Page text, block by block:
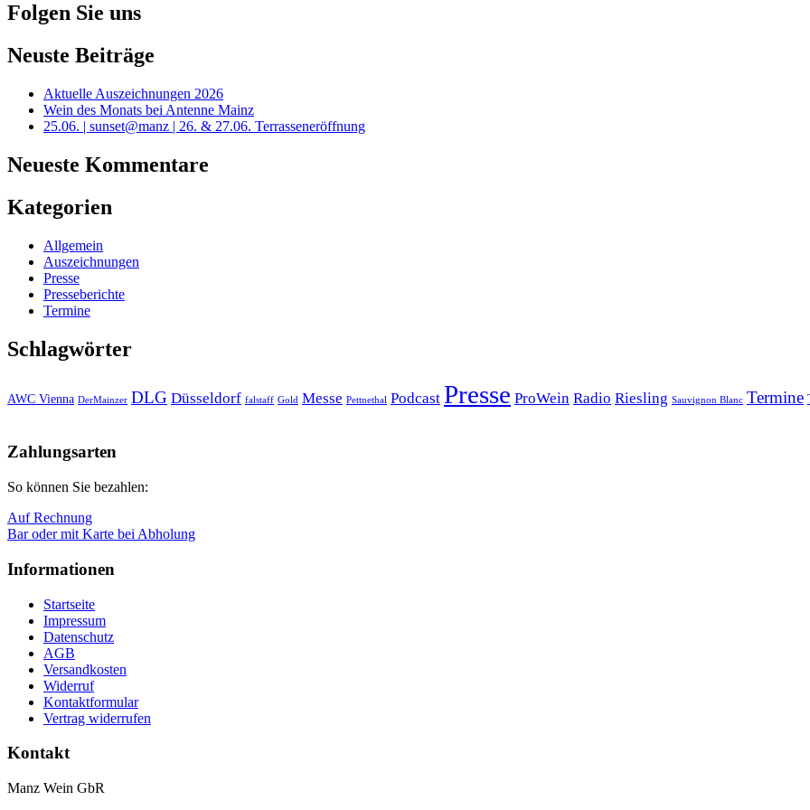
Folgen Sie uns
Neuste Beiträge
Aktuelle Auszeichnungen 2026
Wein des Monats bei Antenne Mainz
25.06. | sunset@manz | 26. & 27.06. Terrasseneröffnung
Neueste Kommentare
Kategorien
Allgemein
Auszeichnungen
Presse
Presseberichte
Termine
Schlagwörter
AWC Vienna DerMainzer DLG Düsseldorf falstaff Gold Messe Pettnethal Podcast Presse ProWein Radio Riesling Sauvignon Blanc Termine
oben
Zahlungsarten
So können Sie bezahlen:
Auf Rechnung
Bar oder mit Karte bei Abholung
Informationen
Startseite
Impressum
Datenschutz
AGB
Versandkosten
Widerruf
Kontaktformular
Vertrag widerrufen
Kontakt
Manz Wein GbR